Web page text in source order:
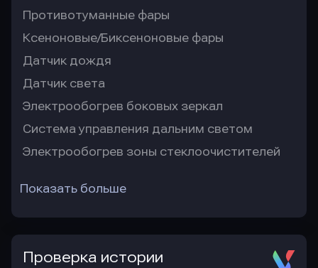
Противотуманные фары
Ксеноновые/Биксеноновые фары
Датчик дождя
Датчик света
Электрообогрев боковых зеркал
Система управления дальним светом
Электрообогрев зоны стеклоочистителей
Показать больше
Проверка истории